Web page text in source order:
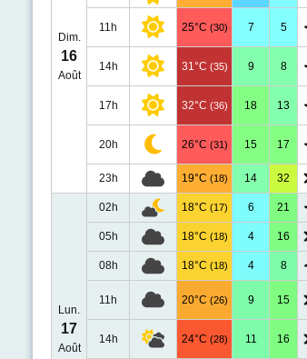
Dim.
16
Août
11h 25°C (30) 7 5
14h 31°C (35) 9 8
17h 32°C (36) 18 13
20h 26°C (31) 15 17
23h 19°C (18) 14 32
Lun.
17
Août
02h 18°C (17) 6 21
05h 18°C (18) 4 16
08h 18°C (18) 4 8
11h 20°C (26) 9 15
14h 24°C (28) 11 16